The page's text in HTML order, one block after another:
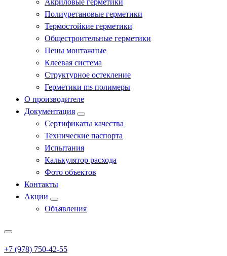
Акриловые герметики
Полиуретановые герметики
Термостойкие герметики
Общестроительные герметики
Пены монтажные
Клеевая система
Структурное остекление
Герметики ms полимеры
О производителе
Документация
Сертификаты качества
Технические паспорта
Испытания
Калькулятор расхода
Фото объектов
Контакты
Акции
Объявления
+7 (978) 750-42-55